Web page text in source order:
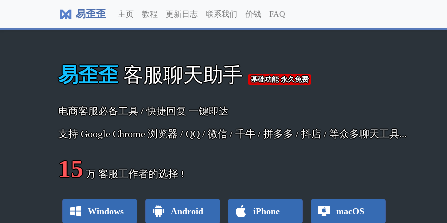
易歪歪 主页 教程 更新日志 联系我们 价钱 FAQ
易歪歪 客服聊天助手 基础功能 永久免费
电商客服必备工具 / 快捷回复 一键即达
支持 Google Chrome 浏览器 / QQ / 微信 / 千牛 / 拼多多 / 抖店 / 等众多聊天工具...
15 万客服工作者的选择 !
Windows Android iPhone macOS